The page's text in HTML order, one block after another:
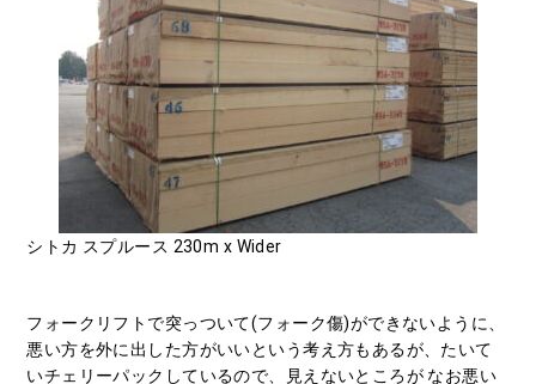
シトカ スプルース 230m x Wider
フォークリフトで突っついて(フォーク傷)ができないように、
悪い方を外に出した方がいいという考え方もあるが、たいて
いチェリーパックしているので、見えないところが なお悪い